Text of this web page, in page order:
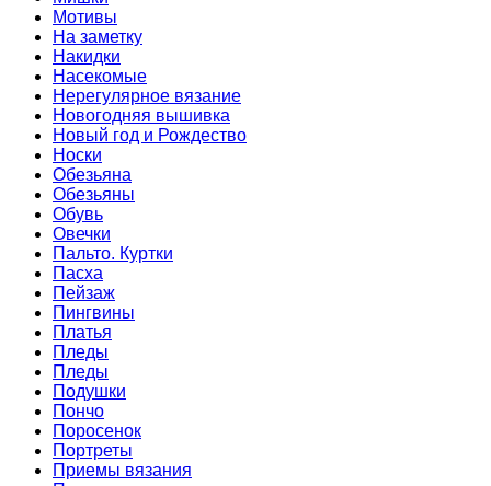
Мотивы
На заметку
Накидки
Насекомые
Нерегулярное вязание
Новогодняя вышивка
Новый год и Рождество
Носки
Обезьяна
Обезьяны
Обувь
Овечки
Пальто. Куртки
Пасха
Пейзаж
Пингвины
Платья
Пледы
Пледы
Подушки
Пончо
Поросенок
Портреты
Приемы вязания